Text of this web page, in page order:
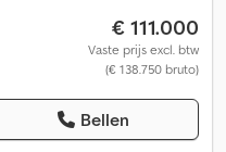
€ 111.000
Vaste prijs excl. btw
(€ 138.750 bruto)
Bellen